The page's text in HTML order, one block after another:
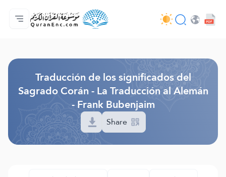
Página principal
Índice de traducciones
Audio
Servicios de desarrolladores - API
Sobre el proyecto
Contáctanos
Idioma
Traducción de los significados del
Sagrado Corán - La Traducción al Alemán
- Frank Bubenjaim
Share